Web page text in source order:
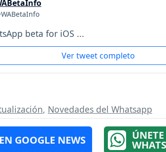
beta for iOS ...
Ver tweet completo
, Novedades del Whatsapp
GOOGLE NEWS